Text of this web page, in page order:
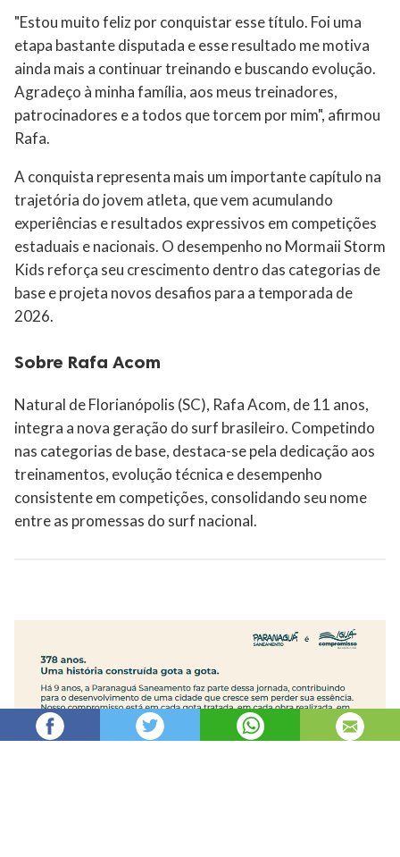
"Estou muito feliz por conquistar esse título. Foi uma
etapa bastante disputada e esse resultado me motiva
ainda mais a continuar treinando e buscando evolução.
Agradeço à minha família, aos meus treinadores,
patrocinadores e a todos que torcem por mim", afirmou
Rafa.
A conquista representa mais um importante capítulo na
trajetória do jovem atleta, que vem acumulando
experiências e resultados expressivos em competições
estaduais e nacionais. O desempenho no Mormaii Storm
Kids reforça seu crescimento dentro das categorias de
base e projeta novos desafios para a temporada de
2026.
Sobre Rafa Acom
Natural de Florianópolis (SC), Rafa Acom, de 11 anos,
integra a nova geração do surf brasileiro. Competindo
nas categorias de base, destaca-se pela dedicação aos
treinamentos, evolução técnica e desempenho
consistente em competições, consolidando seu nome
entre as promessas do surf nacional.